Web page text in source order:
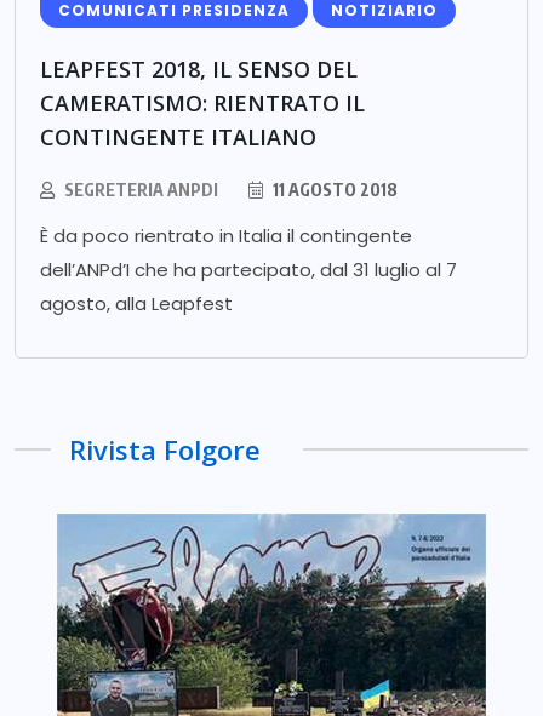
COMUNICATI PRESIDENZA NOTIZIARIO
LEAPFEST 2018, IL SENSO DEL
CAMERATISMO: RIENTRATO IL
CONTINGENTE ITALIANO
SEGRETERIA ANPDI 11 AGOSTO 2018
È da poco rientrato in Italia il contingente
dell’ANPd’I che ha partecipato, dal 31 luglio al 7
agosto, alla Leapfest
Rivista Folgore